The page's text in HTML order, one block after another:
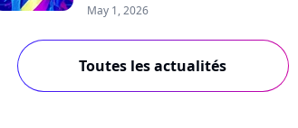
May 1, 2026
Toutes les actualités